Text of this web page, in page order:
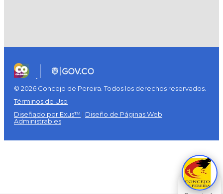
© 2026 Concejo de Pereira. Todos los derechos reservados.
Términos de Uso
Diseñado por Exus™ | Diseño de Páginas Web
Administrables